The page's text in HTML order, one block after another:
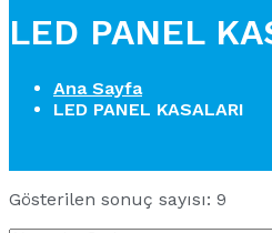
LED PANEL
Ana Sayfa
LED PANEL KASALARI
Gösterilen sonuç sayısı: 9